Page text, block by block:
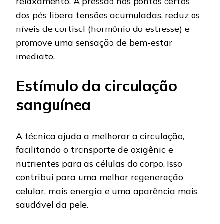
dos pés libera tensões acumuladas, reduz os
níveis de cortisol (hormônio do estresse) e
promove uma sensação de bem-estar
imediato.
Estímulo da circulação
sanguínea
A técnica ajuda a melhorar a circulação,
facilitando o transporte de oxigênio e
nutrientes para as células do corpo. Isso
contribui para uma melhor regeneração
celular, mais energia e uma aparência mais
saudável da pele.